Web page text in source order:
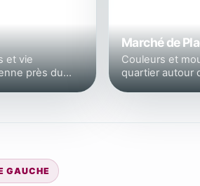
et vie
près du
Marché de
Couleurs et
quartier autour
GAUCHE